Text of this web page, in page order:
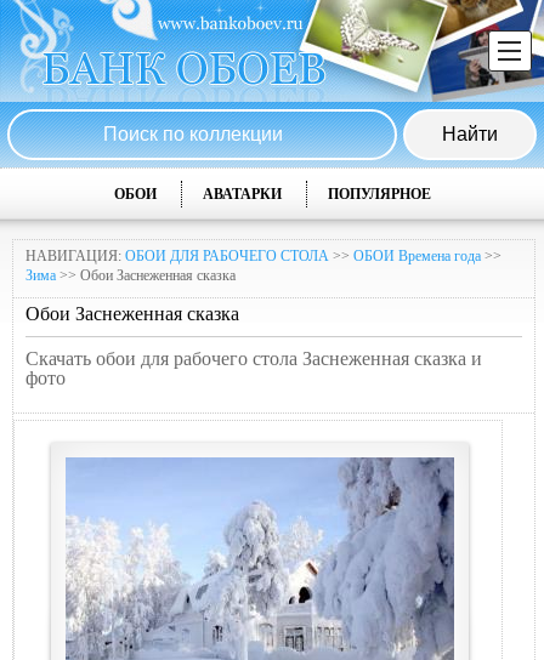
ОБОИ АВАТАРКИ ПОПУЛЯРНОЕ
НАВИГАЦИЯ: ОБОИ ДЛЯ РАБОЧЕГО СТОЛА >> ОБОИ Времена года >>
Зима >> Обои Заснеженная сказка
Обои Заснеженная сказка
Скачать обои для рабочего стола Заснеженная сказка и
фото